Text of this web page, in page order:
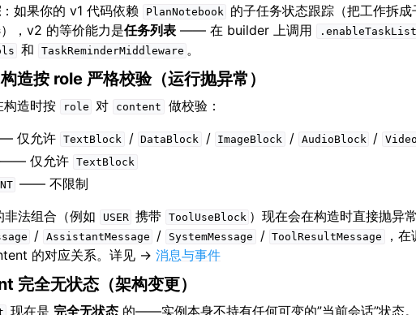
：如果你的 v1 代码依赖 PlanNotebook
的子任务状态跟踪（把工作拆
，v2 的等价能力是任务列表 —— 在 builder 上调用
和 TaskReminderMiddleware 。
构造按 role 严格校验（运行抛异常）
构造时按 role 对 content 做校验：
仅允许 TextBlock / DataBlock / ImageBlock / AudioBlock /
—— 仅允许 TextBlock
—— 不限制
非法组合（例如
USER 携带 ToolUseBlock ）现在会在构造时直接抛异
/ AssistantMessage / SystemMessage / ToolResultMessage
，
的对应关系。详见 → 消息与事件
完全无状态（架构变更）
现在是 完全无状态 的——实例本身不持有任何可变的”当前会话”状态